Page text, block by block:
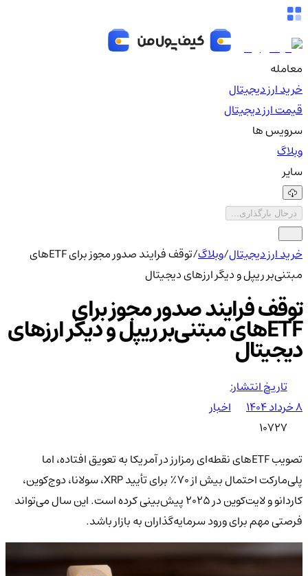
معامله
خرید ارز دیجیتال
قیمت ارز دیجیتال
سرویس ها
وبلاگ
سایر
درحال بارگذاری...
خرید ارز دیجیتال/وبلاگ/
توقف فرایند صدور مجوز برای ETFهای
مبتنی‌بر ریپل و دیگر ارزهای دیجیتال
توقف فرایند صدور مجوز برای
ETFهای مبتنی‌بر ریپل و دیگر ارزهای
دیجیتال
تاریخ انتشار:
۸ خرداد ۱۴۰۴
اخبار
10727
تصویب ETFهای نقطه‌ای رمزارز در آمریکا به تعویق افتاده، اما
پلی‌مارکت احتمال بیش از ۷۰٪ برای تأیید XRP، سولانا، دوج‌کوین،
کاردانو و لایت‌کوین در ۲۰۲۵ پیش‌بینی کرده است. این سال می‌تواند
فرصتی مهم برای ورود سرمایه‌گذاران به بازار باشد.